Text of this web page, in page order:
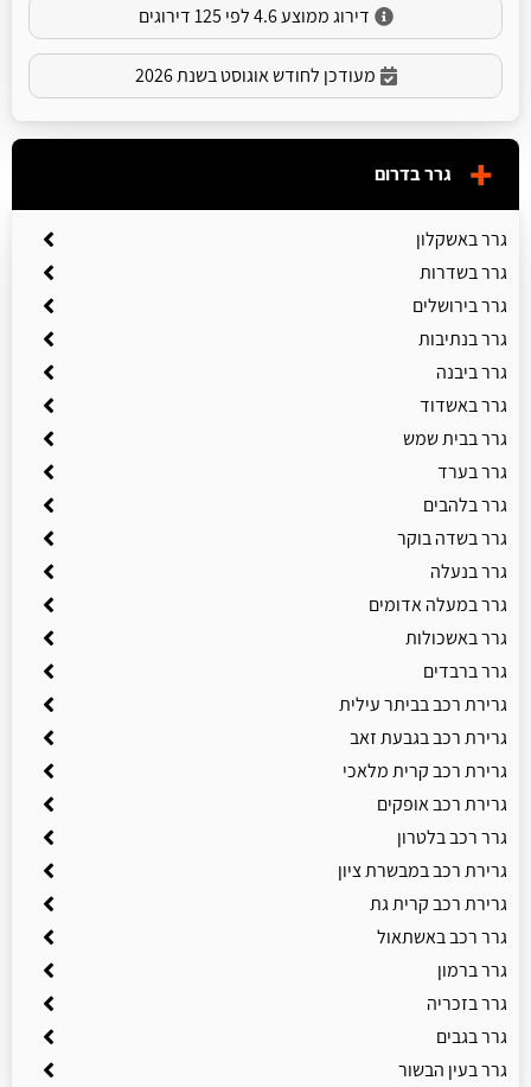
דירוג ממוצע 4.6 לפי 125 דירוגים
מעודכן לחודש אוגוסט בשנת 2026
גרר בדרום
גרר באשקלון
גרר בשדרות
גרר בירושלים
גרר בנתיבות
גרר ביבנה
גרר באשדוד
גרר בבית שמש
גרר בערד
גרר בלהבים
גרר בשדה בוקר
גרר בנעלה
גרר במעלה אדומים
גרר באשכולות
גרר ברבדים
גרירת רכב בביתר עילית
גרירת רכב בגבעת זאב
גרירת רכב קרית מלאכי
גרירת רכב אופקים
גרר רכב בלטרון
גרירת רכב במבשרת ציון
גרירת רכב קרית גת
גרר רכב באשתאול
גרר ברמון
גרר בזכריה
גרר בגבים
גרר בעין הבשור